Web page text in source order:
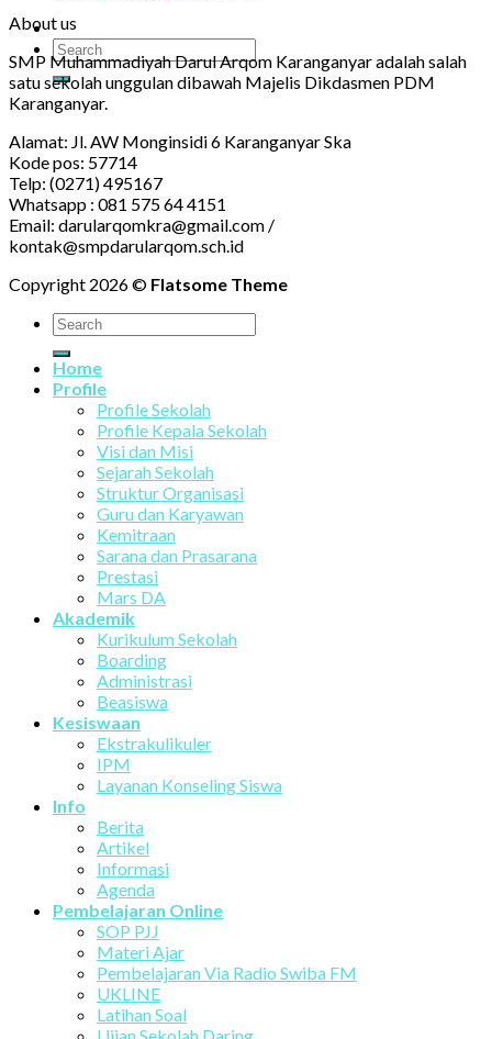
About us
SMP Muhammadiyah Darul Arqom Karanganyar adalah salah
satu sekolah unggulan dibawah Majelis Dikdasmen PDM
Karanganyar.
Alamat: Jl. AW Monginsidi 6 Karanganyar Ska
Kode pos: 57714
Telp: (0271) 495167
Whatsapp : 081 575 64 4151
Email: darularqomkra@gmail.com /
kontak@smpdarularqom.sch.id
Copyright 2026 © Flatsome Theme
Home
Profile
Profile Sekolah
Profile Kepala Sekolah
Visi dan Misi
Sejarah Sekolah
Struktur Organisasi
Guru dan Karyawan
Kemitraan
Sarana dan Prasarana
Prestasi
Mars DA
Akademik
Kurikulum Sekolah
Boarding
Administrasi
Beasiswa
Kesiswaan
Ekstrakulikuler
IPM
Layanan Konseling Siswa
Info
Berita
Artikel
Informasi
Agenda
Pembelajaran Online
SOP PJJ
Materi Ajar
Pembelajaran Via Radio Swiba FM
UKLINE
Latihan Soal